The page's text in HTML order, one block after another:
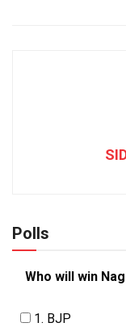
Polls
Who will win
1. BJP